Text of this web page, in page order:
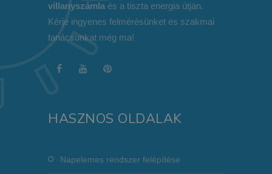
villanyszámla és a tiszta energia útján.
Kérje ingyenes felmérésünket és szakmai
tanácsunkat még ma!
HASZNOS OLDALAK
Napelemes rendszer felépítése